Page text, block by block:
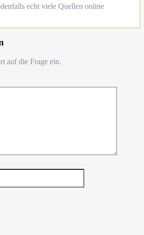
echt viele Quellen online
auf die Frage ein.